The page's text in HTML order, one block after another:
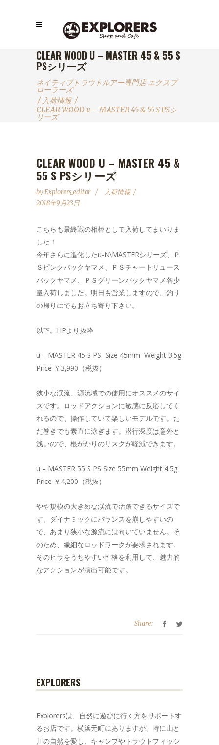
CLEAR WOOD U – MASTER 45 & 55 S
PSシリーズ
ネイティブトラウトルアー専門店 エクスプ
ローラーズ
/ 入荷情報 /
CLEAR WOOD u – MASTER 45 & 55 S PSシ
リーズ
CLEAR WOOD U – MASTER 45 &
55 S PSシリーズ
byExplorers_editor
入荷情報
2018年9月23日
こちらも最終戦の相棒として入荷してまいりま
した！
今年さらに進化したu-N\MASTERシリーズ、Ｐ
Ｓピンクバックヤマメ、ＰＳチャートリュース
バックヤマメ、ＰＳグリーンバックヤマメ各少
量入荷しました。明日も営業しますので、釣り
の帰りにでもお立ち寄り下さい。
以下。HPより抜粋
u – MASTER 45 S PS Size 45mm Weight 3.5g
Price ￥3,990（税抜）
狭小な渓流、源流域での使用にオススメのサイ
ズです。ロッドアクションに敏感に反応してく
れるので、操作していて楽しいモデルです。た
だ巻きでも素直に泳ぎます。潜行深度は意外と
浅いので、根がかりのリスクが軽減できます。
u – MASTER 55 S PS Size 55mm Weight 4.5g
Price ￥4,200（税抜）
やや規模の大きめな渓流で活躍できるサイズで
す。ダイナミックにバランスを崩しやすいの
で、あまり狭小な源流には向いていません。そ
のため、繊細なロッドワークが要求されます。
そのヒラをうちやすい性格を利用して、魅力的
なアクションが演出可能です。
Share:
EXPLORERS
Explorersは、自然に遊びに行く方をサポートす
るお店です。横浜元町にありますが、特に山と
川の自然を愛し、キャンプやトラウトフィッシ